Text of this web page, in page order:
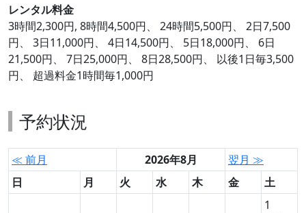
レンタル料金
3時間2,300円, 8時間4,500円、 24時間5,500円、 2日7,500
円、 3日11,000円、 4日14,500円、 5日18,000円、 6日
21,500円、 7日25,000円、 8日28,500円、 以後1日毎3,500
円、 超過料金1時間毎1,000円
予約状況
≪ 前月 2026年8月
翌月 ≫
日
月 火 水 木 金
土
1